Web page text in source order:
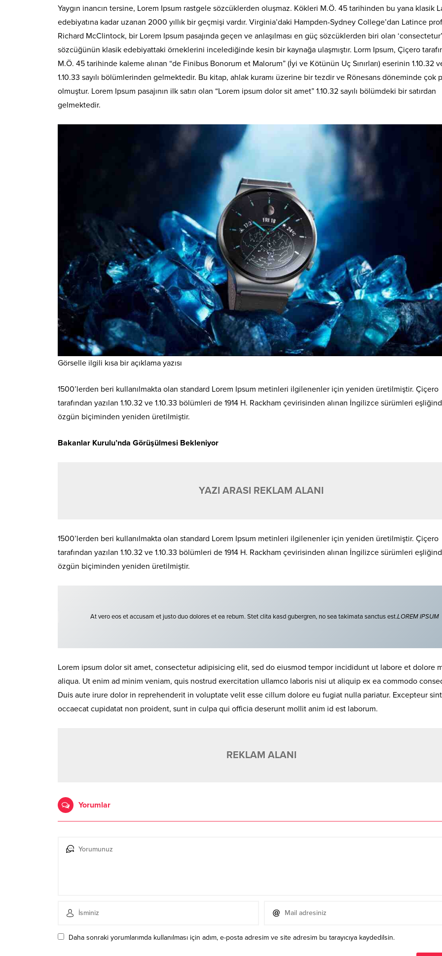
Yaygın inancın tersine, Lorem Ipsum rastgele sözcüklerden oluşmaz. Kökleri M.Ö. 45 tarihinden bu yana klasik
edebiyatına kadar uzanan 2000 yıllık bir geçmişi vardır. Virginia’daki Hampden-Sydney College’dan Latince
Richard McClintock, bir Lorem Ipsum pasajında geçen ve anlaşılması en güç sözcüklerden biri olan ‘consectetur’
sözcüğünün klasik edebiyattaki örneklerini incelediğinde kesin bir kaynağa ulaşmıştır. Lorm Ipsum, Çiçero
M.Ö. 45 tarihinde kaleme alınan “de Finibus Bonorum et Malorum” (İyi ve Kötünün Uç Sınırları) eserinin 1.10.32
1.10.33 sayılı bölümlerinden gelmektedir. Bu kitap, ahlak kuramı üzerine bir tezdir ve Rönesans döneminde çok
olmuştur. Lorem Ipsum pasajının ilk satırı olan “Lorem ipsum dolor sit amet” 1.10.32 sayılı bölümdeki bir satırdan
gelmektedir.
Görselle ilgili kısa bir açıklama yazısı
1500’lerden beri kullanılmakta olan standard Lorem Ipsum metinleri ilgilenenler için yeniden üretilmiştir. Çiçero
tarafından yazılan 1.10.32 ve 1.10.33 bölümleri de 1914 H. Rackham çevirisinden alınan İngilizce sürümleri
özgün biçiminden yeniden üretilmiştir.
Bakanlar Kurulu’nda Görüşülmesi Bekleniyor
YAZI ARASI REKLAM ALANI
1500’lerden beri kullanılmakta olan standard Lorem Ipsum metinleri ilgilenenler için yeniden üretilmiştir. Çiçero
tarafından yazılan 1.10.32 ve 1.10.33 bölümleri de 1914 H. Rackham çevirisinden alınan İngilizce sürümleri
özgün biçiminden yeniden üretilmiştir.
At vero eos et accusam et justo duo dolores et ea rebum. Stet clita kasd gubergren, no sea takimata sanctus est.LOREM IPSUM
Lorem ipsum dolor sit amet, consectetur adipisicing elit, sed do eiusmod tempor incididunt ut labore et dolore
aliqua. Ut enim ad minim veniam, quis nostrud exercitation ullamco laboris nisi ut aliquip ex ea commodo
Duis aute irure dolor in reprehenderit in voluptate velit esse cillum dolore eu fugiat nulla pariatur. Excepteur sint
occaecat cupidatat non proident, sunt in culpa qui officia deserunt mollit anim id est laborum.
REKLAM ALANI
Yorumlar
Daha sonraki yorumlarımda kullanılması için adım, e-posta adresim ve site adresim bu tarayıcıya kaydedilsin.